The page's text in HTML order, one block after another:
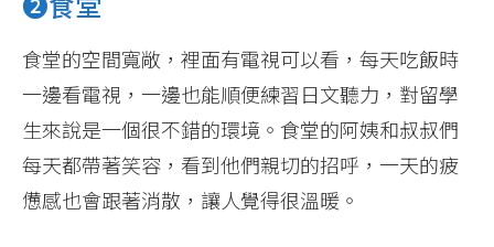
食堂的空間寬敞，裡面有電視可以看，每天吃飯時
一邊看電視，一邊也能順便練習日文聽力，對留學
生來說是一個很不錯的環境。食堂的阿姨和叔叔們
每天都帶著笑容，看到他們親切的招呼，一天的疲
憊感也會跟著消散，讓人覺得很溫暖。